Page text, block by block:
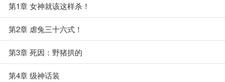
第1章 女神就该这样杀！
第2章 虐兔三十六式！
第3章 死因：野猪拱的
第4章 级神话装